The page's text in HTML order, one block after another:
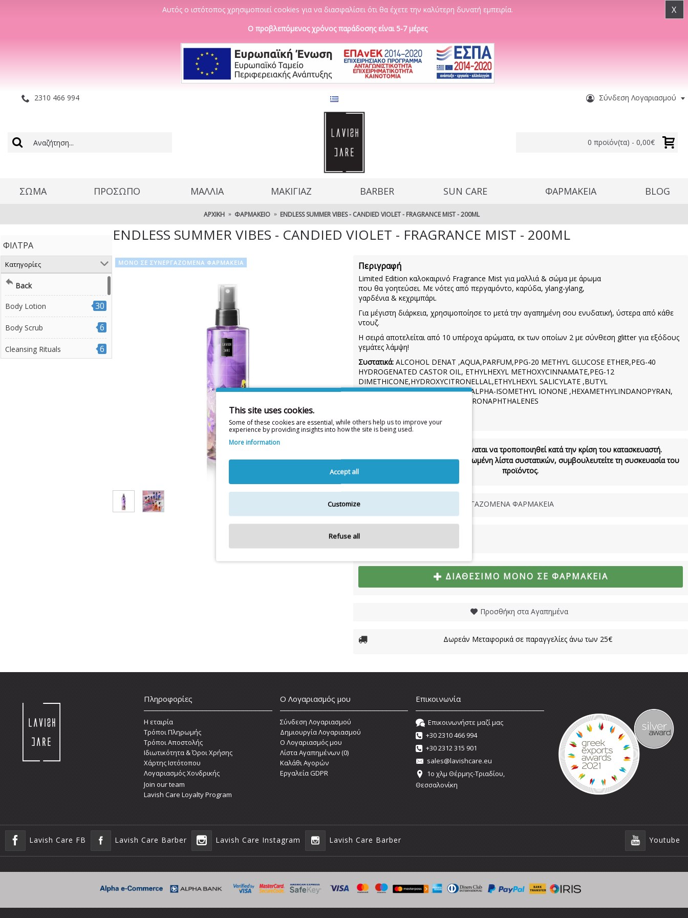
Αυτός ο ιστότοπος χρησιμοποιεί cookies για να διασφαλίσει ότι θα έχετε την καλύτερη δυνατή εμπειρία. X
Ο προβλεπόμενος χρόνος παράδοσης είναι 5-7 μέρες
2310 466 994 Σύνδεση Λογαριασμού
0 προϊόν(τα) - 0,00€
ΣΩΜΑ ΠΡΟΣΩΠΟ ΜΑΛΛΊΑ ΜΑΚΙΓΙΑΖ BARBER SUN CARE ΦΑΡΜΑΚΕΙΑ BLOG
ΑΡΧΙΚΉ ΦΑΡΜΑΚΕΊΟ ENDLESS SUMMER VIBES - CANDIED VIOLET - FRAGRANCE MIST - 200ML
ΦΊΛΤΡΑ
Κατηγορίες
Back
Body Lotion 30
Body Scrub 6
Cleansing Rituals 6
ENDLESS SUMMER VIBES - CANDIED VIOLET - FRAGRANCE MIST - 200ML
ΜΟΝΟ ΣΕ ΣΥΝΕΡΓΑΖΟΜΕΝΑ ΦΑΡΜΑΚΕΙΑ Περιγραφή
Limited Edition καλοκαιρινό Fragrance Mist για μαλλιά & σώμα με άρωμα
που θα γοητεύσει. Με νότες από περγαμόντο, καρύδα, ylang-ylang,
γαρδένια & κεχριμπάρι.
Για μέγιστη διάρκεια, χρησιμοποίησε το μετά την αγαπημένη σου ενυδατική, ύστερα από κάθε
ντουζ.
Η σειρά αποτελείται από 10 υπέροχα αρώματα, εκ των οποίων 2 με σύνθεση glitter για εξόδους
γεμάτες λάμψη!
Συστατικά: ALCOHOL DENAT ,AQUA,PARFUM,PPG-20 METHYL GLUCOSE ETHER,PEG-40
HYDROGENATED CASTOR OIL, ETHYLHEXYL METHOXYCINNAMATE,PEG-12
DIMETHICONE,HYDROXYCITRONELLAL,ETHYLHEXYL SALICYLATE ,BUTYL
METHOXYDIBENZOYLMETHANE,ALPHA-ISOMETHYL IONONE ,HEXAMETHYLINDANOPYRAN,
TETRAMETHYL ACETYLOCTAHYDRONAPHTHALENES
Η λίστα συστατικών δύναται να τροποποιηθεί κατά την κρίση του κατασκευαστή.
Για την πιο πλήρη και ενημερωμένη λίστα συστατικών, συμβουλευτείτε τη συσκευασία του
προϊόντος.
Διαθεσιμότητα: ΜΟΝΟ ΣΕ ΣΥΝΕΡΓΑΖΟΜΕΝΑ ΦΑΡΜΑΚΕΙΑ
10,00€
ΔΙΑΘΈΣΙΜΟ ΜΌΝΟ ΣΕ ΦΑΡΜΑΚΕΊΑ
Προσθήκη στα Αγαπημένα
Δωρεάν Μεταφορικά σε παραγγελίες άνω των 25€
Πληροφορίες
Η εταιρία
Τρόποι Πληρωμής
Τρόποι Αποστολής
Ιδιωτικότητα & Όροι Χρήσης
Χάρτης Ιστότοπου
Λογαριασμός Χονδρικής
Join our team
Lavish Care Loyalty Program
Ο Λογαριασμός μου
Σύνδεση Λογαριασμού
Δημιουργία Λογαριασμού
O Λογαριασμός μου
Λίστα Αγαπημένων (0)
Καλάθι Αγορών
Εργαλεία GDPR
Επικοινωνία
Επικοινωνήστε μαζί μας
+30 2310 466 994
+30 2312 315 901
sales@lavishcare.eu
1o χλμ Θέρμης-Τριαδίου,
Θεσσαλονίκη
Lavish Care FB Lavish Care Barber Lavish Care Instagram Lavish Care Barber Youtube
This site uses cookies.
Some of these cookies are essential, while others help us to improve your
experience by providing insights into how the site is being used.
More information
Accept all
Customize
Refuse all